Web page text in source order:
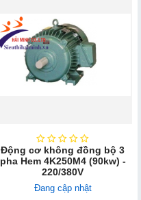
Động cơ không đồng bộ 3
pha Hem 4K250M4 (90kw) -
220/380V
Đang cập nhật